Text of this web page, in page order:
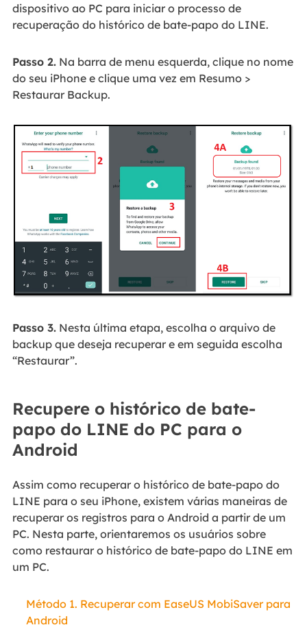
dispositivo ao PC para iniciar o processo de
recuperação do histórico de bate-papo do LINE.
Passo 2.Na barra de menu esquerda, clique no nome
do seu iPhone e clique uma vez em Resumo >
Restaurar Backup.
Passo 3.Nesta última etapa, escolha o arquivo de
backup que deseja recuperar e em seguida escolha
“Restaurar”.
Recupere o histórico de bate-
papo do LINE do PC para o
Android
Assim como recuperar o histórico de bate-papo do
LINE para o seu iPhone, existem várias maneiras de
recuperar os registros para o Android a partir de um
PC. Nesta parte, orientaremos os usuários sobre
como restaurar o histórico de bate-papo do LINE em
um PC.
Método 1. Recuperar com EaseUS MobiSaver para
Android